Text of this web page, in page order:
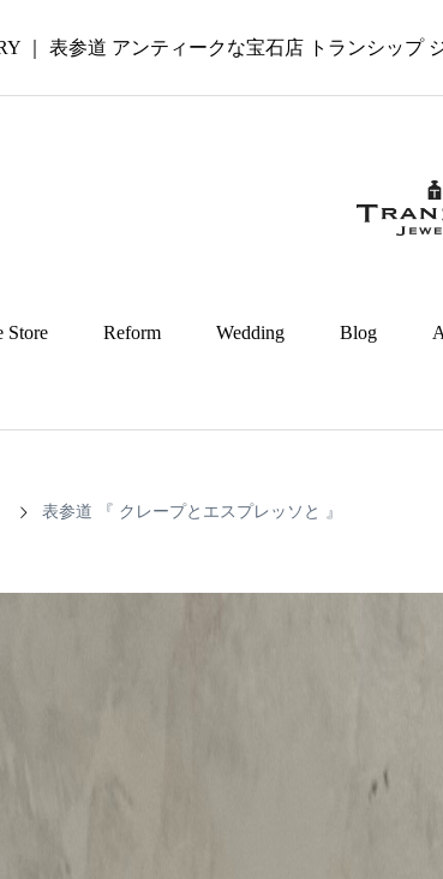
｜ 表参道 アンティークな宝石店 トランシップ
Store Reform Wedding Blog
表参道 『 クレープとエスプレッソと 』